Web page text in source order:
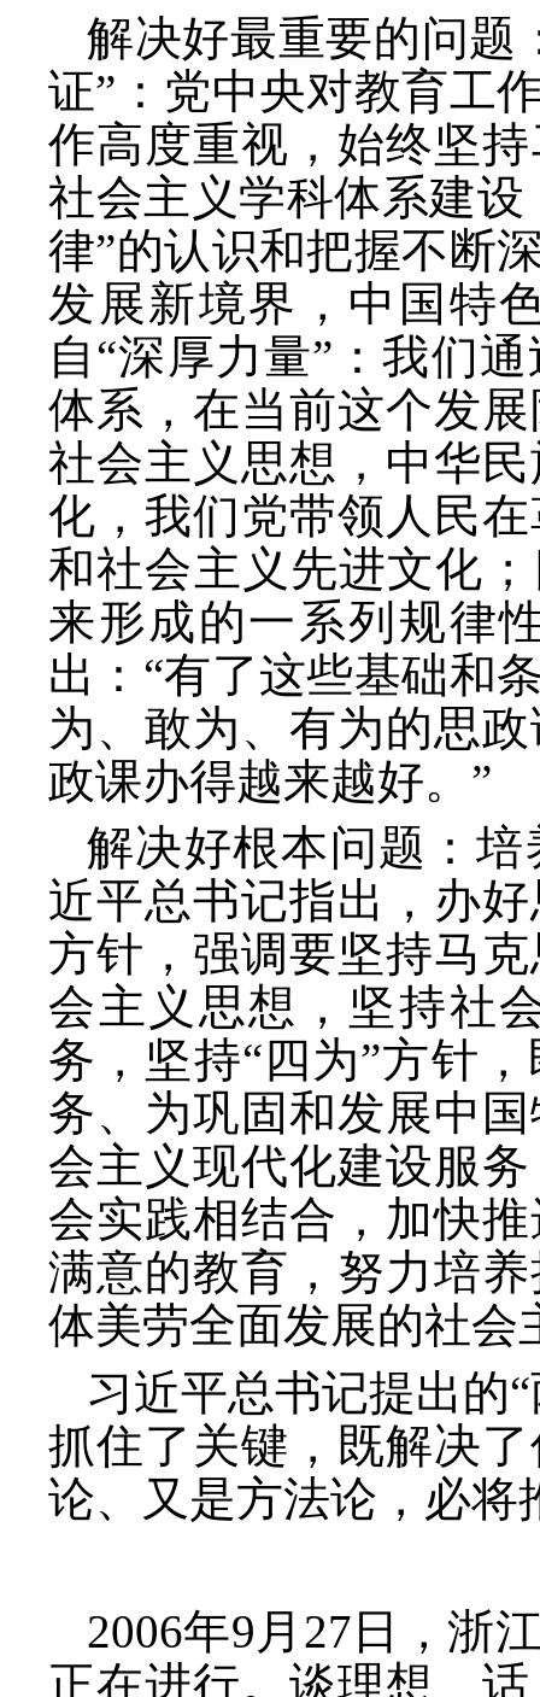
解决好最重要的问题
证”：党中央对教育工
作高度重视，始终坚
社会主义学科体系建
律”的认识和把握不断
发展新境界，中国特
自“深厚力量”：我们
体系，在当前这个发
社会主义思想，中华
化，我们党带领人民
和社会主义先进文化
来形成的一系列规律
出：“有了这些基础和
为、敢为、有为的思
政课办得越来越好。”
解决好根本问题：
近平总书记指出，办
方针，强调要坚持马
会主义思想，坚持社
务，坚持“四为”方针
务、为巩固和发展中
会主义现代化建设服
会实践相结合，加快
满意的教育，努力培
体美劳全面发展的社会
习近平总书记提出的
抓住了关键，既解决
论、又是方法论，必将
2006年9月27日，浙
正在进行。谈理想、